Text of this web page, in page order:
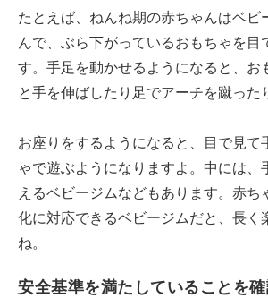
たとえば、ねんね期の赤ちゃんはベビ
んで、ぶら下がっているおもちゃを目
す。手足を動かせるようになると、お
と手を伸ばしたり足でアーチを蹴った
お座りをするようになると、目で見て
ゃで遊ぶようになりますよ。中には、
えるベビージムなどもあります。赤ち
化に対応できるベビージムだと、長く
ね。
安全基準を満たしていることを確